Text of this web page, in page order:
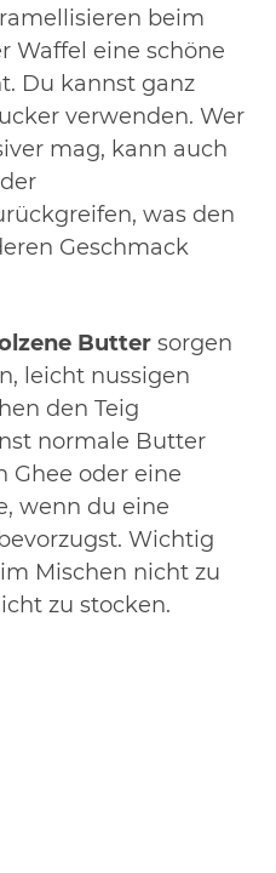
beim
Waffel eine schöne
Du kannst ganz
verwenden. Wer
mag, kann auch
was den
Geschmack
Butter sorgen
leicht nussigen
den Teig
normale Butter
Ghee oder eine
wenn du eine
Wichtig
Mischen nicht zu
zu stocken.